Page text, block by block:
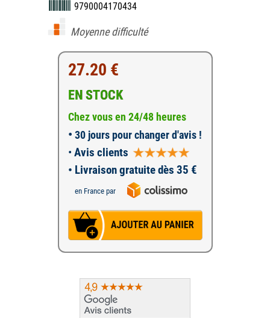
9790004170434
Moyenne difficulté
27.20 €
EN STOCK
Chez vous en 24/48 heures
• 30 jours pour changer d'avis !
• Avis clients
• Livraison gratuite dès 35 €
en France par